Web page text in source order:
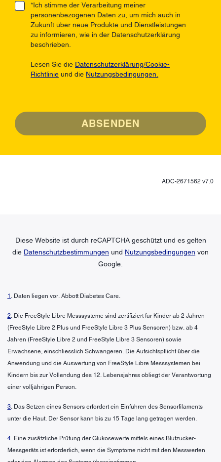
*Ich stimme der Verarbeitung meiner
personenbezogenen Daten zu, um mich auch in
Zukunft über neue Produkte und Dienstleistungen
zu informieren, wie in der Datenschutzerklärung
beschrieben.
Lesen Sie die Datenschutzerklärung/Cookie-
Richtlinie und die Nutzungsbedingungen.
ABSENDEN
ADC-2671562 v7.0
Diese Website ist durch reCAPTCHA geschützt und es gelten
die Datenschutzbestimmungen und Nutzungsbedingungen von
Google.
1 . Daten liegen vor. Abbott Diabetes Care.
2 . Die FreeStyle Libre Messsysteme sind zertifiziert für Kinder ab 2 Jahren
(FreeStyle Libre 2 Plus und FreeStyle Libre 3 Plus Sensoren) bzw. ab 4
Jahren (FreeStyle Libre 2 und FreeStyle Libre 3 Sensoren) sowie
Erwachsene, einschliesslich Schwangeren. Die Aufsichtspflicht über die
Anwendung und die Auswertung von FreeStyle Libre Messsystemen bei
Kindern bis zur Vollendung des 12. Lebensjahres obliegt der Verantwortung
einer volljährigen Person.
3 . Das Setzen eines Sensors erfordert ein Einführen des Sensorfilaments
unter die Haut. Der Sensor kann bis zu 15 Tage lang getragen werden.
4 . Eine zusätzliche Prüfung der Glukosewerte mittels eines Blutzucker-
Messgeräts ist erforderlich, wenn die Symptome nicht mit den Messwerten